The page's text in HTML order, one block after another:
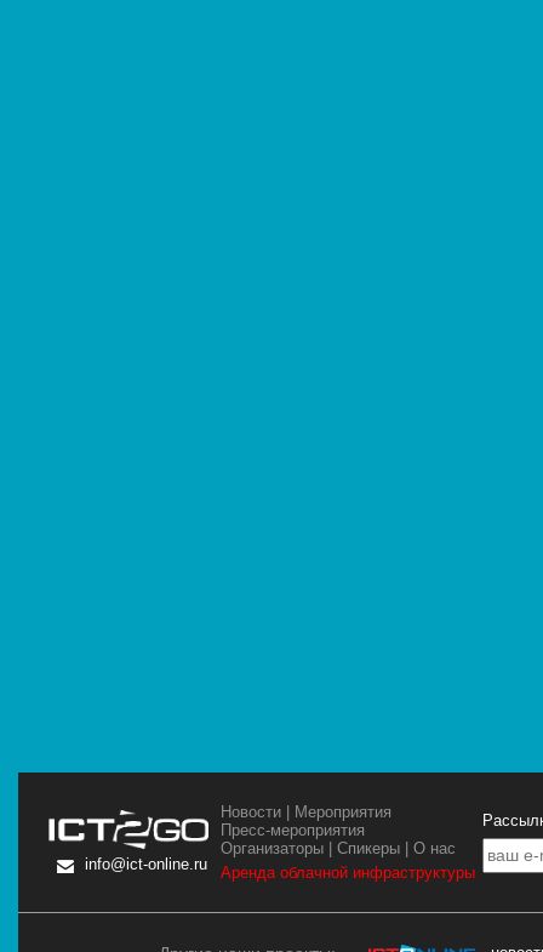
info@ict-online.ru
Новости | Мероприятия
Пресс-мероприятия
Организаторы |Спикеры |О нас
Аренда облачной инфраструктуры